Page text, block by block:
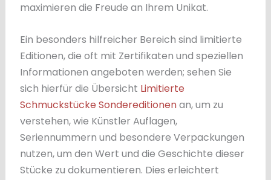
maximieren die Freude an Ihrem Unikat.
Ein besonders hilfreicher Bereich sind limitierte
Editionen, die oft mit Zertifikaten und speziellen
Informationen angeboten werden; sehen Sie
sich hierfür die Übersicht Limitierte
Schmuckstücke Sondereditionenan, um zu
verstehen, wie Künstler Auflagen,
Seriennummern und besondere Verpackungen
nutzen, um den Wert und die Geschichte dieser
Stücke zu dokumentieren. Dies erleichtert